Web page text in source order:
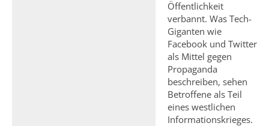
Öffentlichkeit
verbannt. Was Tech-
Giganten wie
Facebook und Twitter
als Mittel gegen
Propaganda
beschreiben, sehen
Betroffene als Teil
eines westlichen
Informationskrieges.